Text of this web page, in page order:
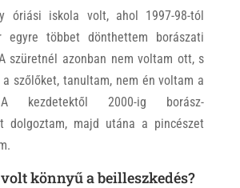
óriási iskola volt, ahol 1997-98-tól
egyre többet dönthettem borászati
szüretnél azonban nem voltam ott, s
szőlőket, tanultam, nem én voltam a
kezdetektől 2000-ig borász-
dolgoztam, majd utána a pincészet
könnyű a beilleszkedés?